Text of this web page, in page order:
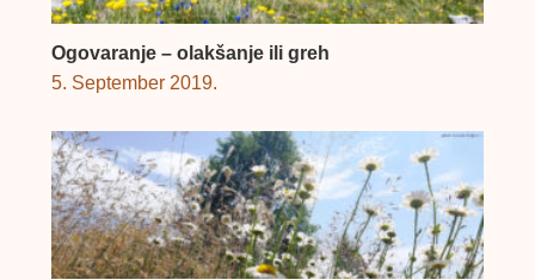
Ogovaranje – olakšanje ili greh
5. September 2019.